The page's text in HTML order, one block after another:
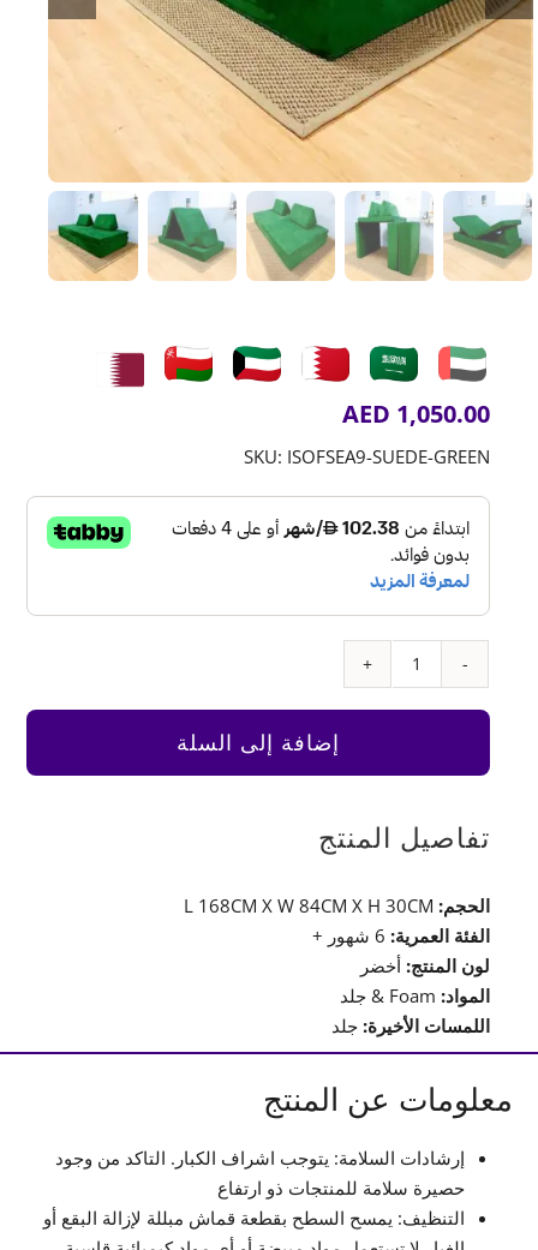
AED 1,050.00
SKU: ISOFSEA9-SUEDE-GREEN
كمية
اريكة
أخضر
إضافة إلى السلة
تفاصيل المنتج
الحجم:
الفئة العمرية:
لون المنتج: أخضر
المواد:
اللمسات الأخيرة: جلد
معلومات عن المنتج
إرشادات السلامة: يتوجب اشراف الكبار. التاكد من وجود
حصيرة سلامة للمنتجات ذو ارتفاع
التنظيف: يمسح السطح بقطعة قماش مبللة لإزالة البقع أو